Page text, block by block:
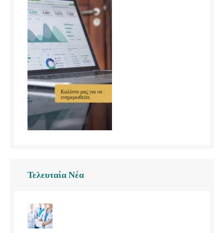
Τελευταία Νέα